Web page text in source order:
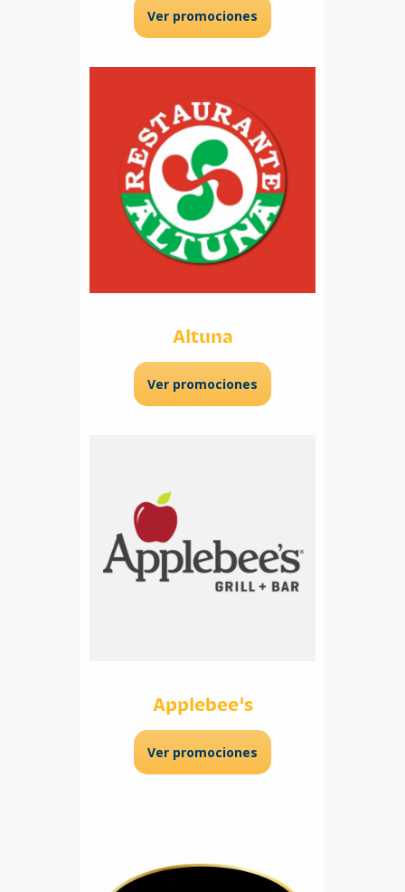
Ver promociones
Altuna
Ver promociones
Applebee's
Ver promociones